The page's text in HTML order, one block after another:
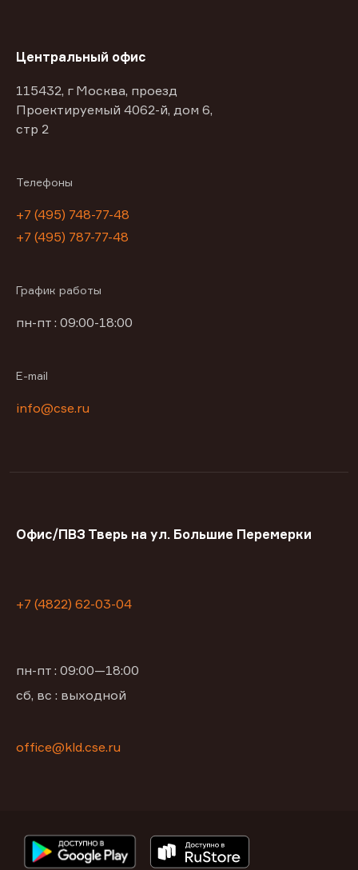
Центральный офис
115432, г Москва, проезд
Проектируемый 4062-й, дом 6,
стр 2
Телефоны
+7 (495) 748-77-48
+7 (495) 787-77-48
График работы
пн-пт : 09:00-18:00
E-mail
info@cse.ru
Офис/ПВЗ Тверь на ул. Большие Перемерки
+7 (4822) 62-03-04
пн-пт : 09:00—18:00
сб, вс : выходной
office@kld.cse.ru